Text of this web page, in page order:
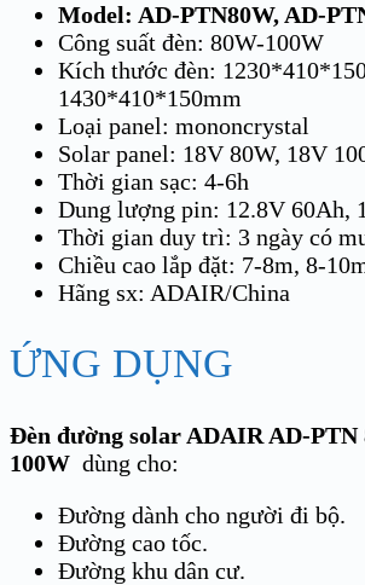
Model: AD-PTN80W, AD-
Công suất đèn: 80W-100W
Kích thước đèn:
1430*410*150mm
Loại panel: mononcrystal
Solar panel: 18V 80W, 18V
Thời gian sạc: 4-6h
Dung lượng pin: 12.8V 60Ah,
Thời gian duy trì: 3 ngày có
Chiều cao lắp đặt: 7-8m, 8-
Hãng sx: ADAIR/China
ỨNG DỤNG
Đèn đường solar ADAIR AD-PTN
100W dùng cho:
Đường dành cho người đi bộ.
Đường cao tốc.
Đường khu dân cư.